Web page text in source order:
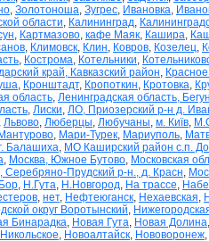
, Золотоноша, Зугрес, Ивановка,
области, Калининград,
, Картмазово, кафе Маяк, Кашира,
, Климовск, Клин, Ковров, Козелец,
, Кострома, Котельники,
край, Кавказский район,
, Кронштадт, Кропоткин, Кротовка,
область, Ленинградская область,
, Лиски, ЛО, Приозерский р-н д.
, Львово, Люберцы, Любучаны, м. Київ,
Мантурово, Мари-Турек, Мариуполь,
Балашиха, МО Каширский район с.п.
, Москва, Южное Бутово, Московская
Серебряно-Прудский р-н., д. Красн,
, Н.Гута, Н.Новгород, На трассе,
, нет, Нефтеюганск, Нехаевская,
округ Воротынский,
Бинарадка, Новая Гута, Новая Долина
, Новоалтайск, Нововоронеж,